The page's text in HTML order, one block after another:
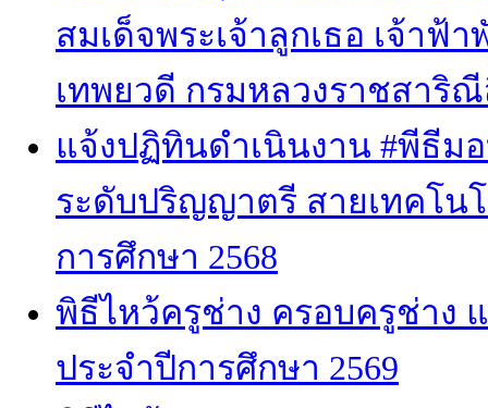
สมเด็จพระเจ้าลูกเธอ เจ้าฟ้
เทพยวดี กรมหลวงราชสาริ
แจ้งปฏิทินดำเนินงาน #พีธี
ระดับปริญญาตรี สายเทคโน
การศึกษา 2568
พิธีไหว้ครูช่าง ครอบครูช่าง
ประจำปีการศึกษา 2569